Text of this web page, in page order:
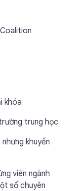
khóa
trung học
khuyến
viên ngành
số chuyên